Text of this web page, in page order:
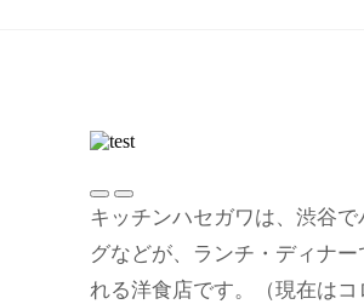
キッチンハセガワは、渋谷で
グなどが、ランチ・ディナー
れる洋食店です。（現在はコ